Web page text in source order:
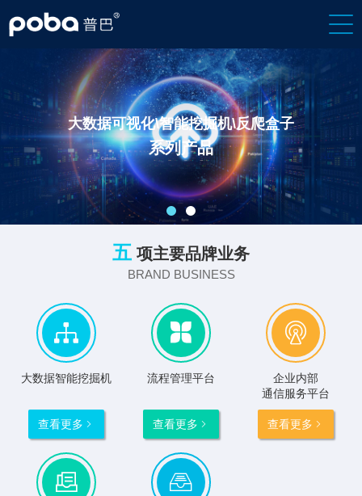
大数据可视化\智能挖掘机\反爬盒子
系列产品
五 项主要品牌业务
BRAND BUSINESS

大数据智能挖掘机
查看更多 

流程管理平台
查看更多 

企业内部
通信服务平台
查看更多 
 